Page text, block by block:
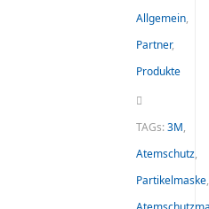
Allgemein,
Partner,
Produkte
TAGs:3M,
Atemschutz,
Partikelmaske,